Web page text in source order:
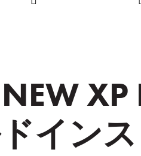
ドロップダウン
XP
イン